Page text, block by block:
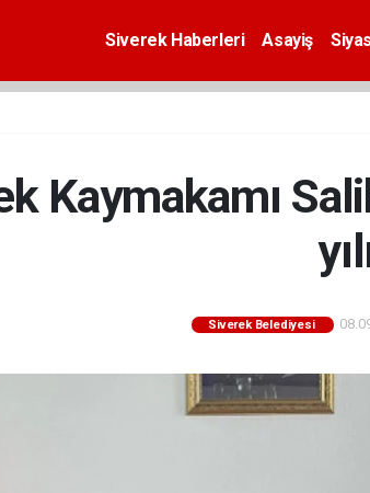
Siverek Haberleri Asayiş
Kaymakamı
Siverek Belediyesi